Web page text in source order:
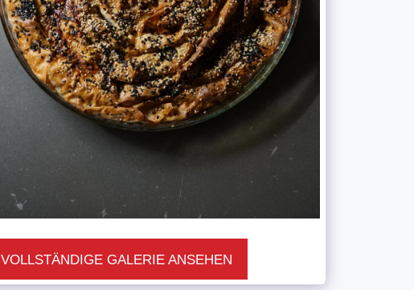
VOLLSTÄNDIGE GALERIE ANSEHEN